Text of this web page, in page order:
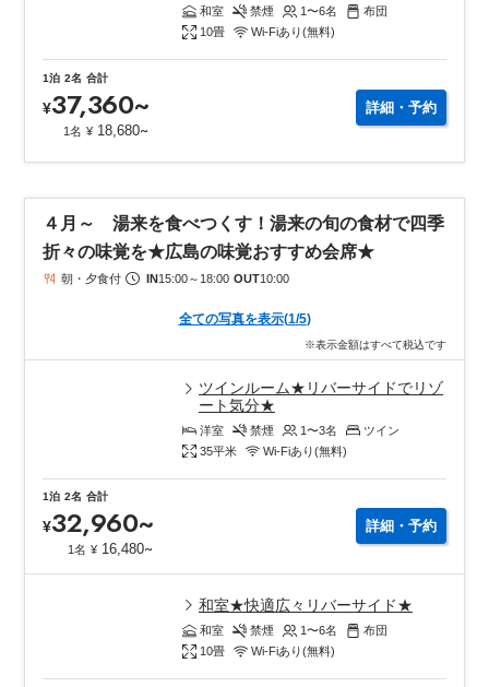
和室 禁煙 1〜6名
布団
10畳 Wi-Fiあり(無料)
1泊 2名 合計
¥37,360~
1名 ¥ 18,680~
詳細・予約
４月～ 湯来を食べつくす！湯来の旬の食材で四季
折々の味覚を★広島の味覚おすすめ会席★
朝・夕食付 IN15:00～ 18:00 OUT10:00
全ての写真を表示(1/5)
※表示金額はすべて税込です
ツインルーム★リバーサイドでリゾ
ート気分★
洋室 禁煙 1〜3名
ツイン
35平米 Wi-Fiあり(無料)
1泊 2名 合計
¥32,960~
1名 ¥ 16,480~
詳細・予約
和室★快適広々リバーサイド★
和室 禁煙 1〜6名
布団
10畳 Wi-Fiあり(無料)